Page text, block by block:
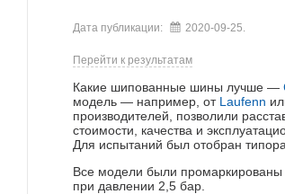
Дата публикации: 2020-09-25.
Перейти к результатам
Какие шипованные шины лучше —
модель — например, от Laufenn
производителей, позволили
стоимости, качества и
Для испытаний был отобран
Все модели были промаркированы
при давлении 2,5 бар.